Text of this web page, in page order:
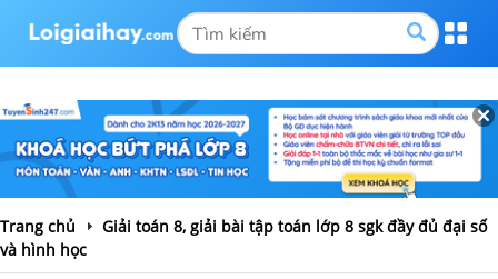
Trang chủ
Giải toán 8, giải bài tập toán lớp 8 sgk đầy đủ đại số
và hình học